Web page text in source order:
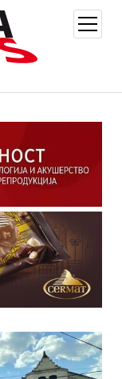
open
menu